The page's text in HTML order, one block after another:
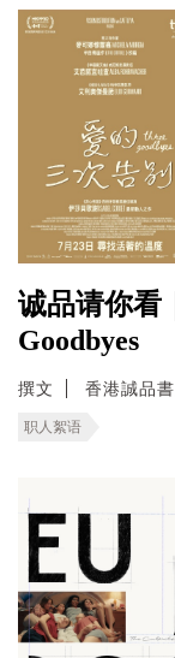
诚品请你看
Goodbyes
撰文 香港誠品
职人絮语